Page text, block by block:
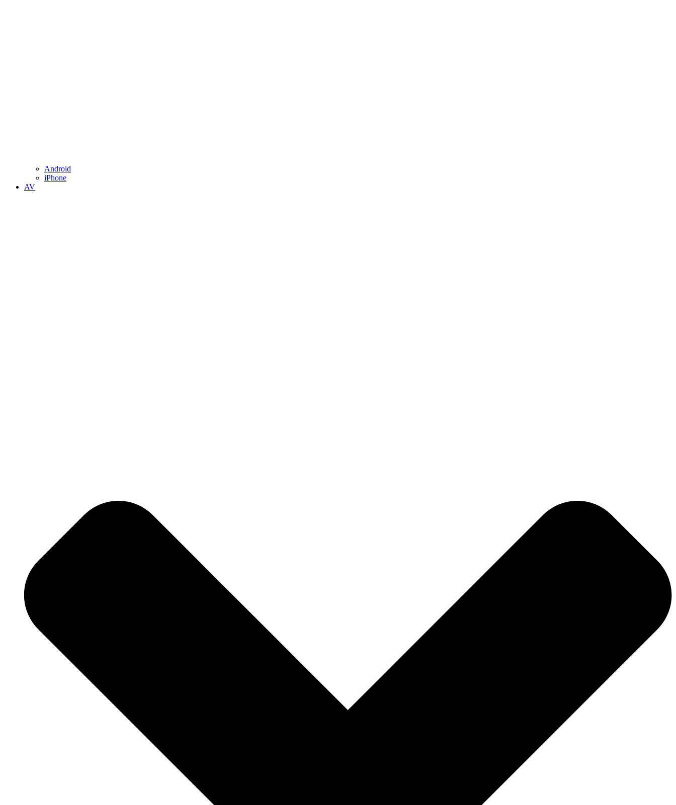
Android
iPhone
AV